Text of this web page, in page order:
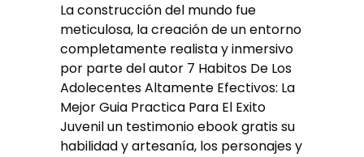
La construcción del mundo fue
meticulosa, la creación de un entorno
completamente realista y inmersivo
por parte del autor 7 Habitos De Los
Adolecentes Altamente Efectivos: La
Mejor Guia Practica Para El Exito
Juvenil un testimonio ebook gratis su
habilidad y artesanía, los personajes y